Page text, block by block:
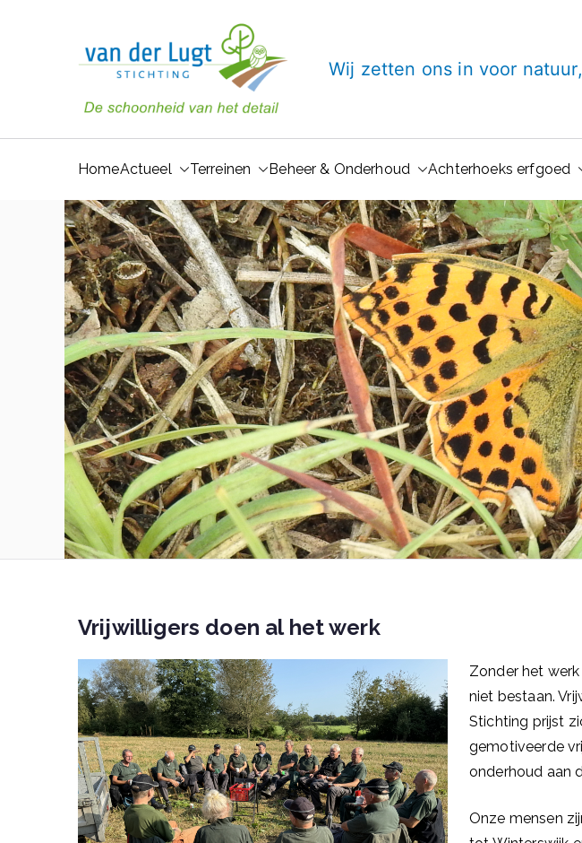
Van der Lugt Stichting
Wij zetten ons in voor
HomeActueel Terreinen Beheer & Onderhoud Achterhoeks erfgoed
Vrijwilligers doen al het werk
Zonder het
niet bestaan.
Stichting prijst
gemotiveerde
onderhoud aan
Onze mensen